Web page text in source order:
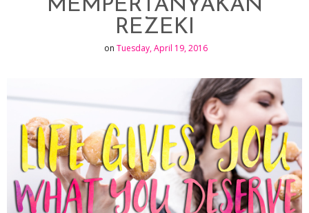
MEMPERTANYAKAN
REZEKI
on Tuesday, April 19, 2016